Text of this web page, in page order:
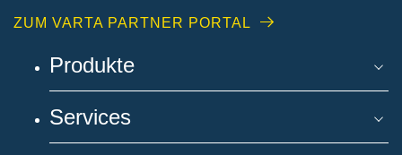
ZUM VARTA PARTNER PORTAL
Produkte
Services